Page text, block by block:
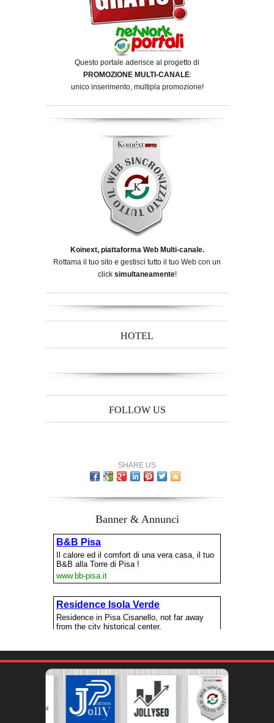
Questo portale aderisce al progetto di
PROMOZIONE MULTI-CANALE:
unico inserimento, multipla promozione!
Koinext, piattaforma Web Multi-canale.
Rottama il tuo sito e gestisci tutto il tuo Web con un
click simultaneamente!
HOTEL
FOLLOW US
SHARE US
Banner & Annunci